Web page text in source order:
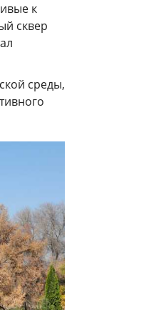
к
сквер
среды,